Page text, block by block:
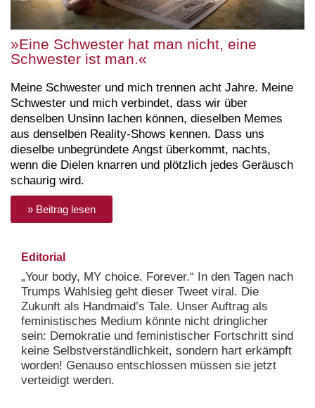
»Eine Schwester hat man nicht, eine
Schwester ist man.«
Meine Schwester und mich trennen acht Jahre. Meine
Schwester und mich verbindet, dass wir über
denselben Unsinn lachen können, dieselben Memes
aus denselben Reality-Shows kennen. Dass uns
dieselbe unbegründete Angst überkommt, nachts,
wenn die Dielen knarren und plötzlich jedes Geräusch
schaurig wird.
» Beitrag lesen
Editorial
„Your body, MY choice. Forever.“ In den Tagen nach
Trumps Wahlsieg geht dieser Tweet viral. Die
Zukunft als Handmaid’s Tale. Unser Auftrag als
feministisches Medium könnte nicht dringlicher
sein: Demokratie und feministischer Fortschritt sind
keine Selbstverständlichkeit, sondern hart erkämpft
worden! Genauso entschlossen müssen sie jetzt
verteidigt werden.